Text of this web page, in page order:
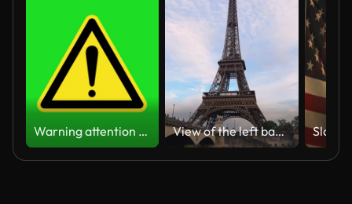
Warning attention yellow hazard message street sign 4k green screen caution animation View of the left bank of the Seine River, the Eiffel Tower, boats sailing on the river, the Quai Jacques-Chirac embankment and Pont d'Iena, Jena Bridge spanning the River Seine of Paris, France.